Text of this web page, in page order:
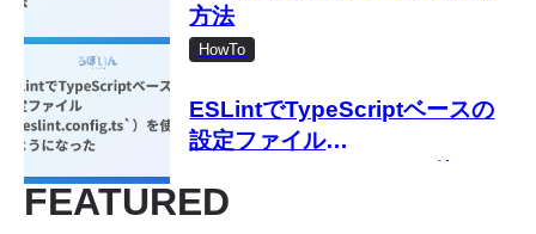
方法
HowTo
ESLintでTypeScriptベースの
設定ファイル
ようになった
FEATURED